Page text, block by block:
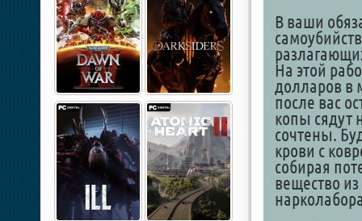
В ваши
На этой
долларов в
после вас
копы сядут
сочтены.
крови с
собирая
вещество